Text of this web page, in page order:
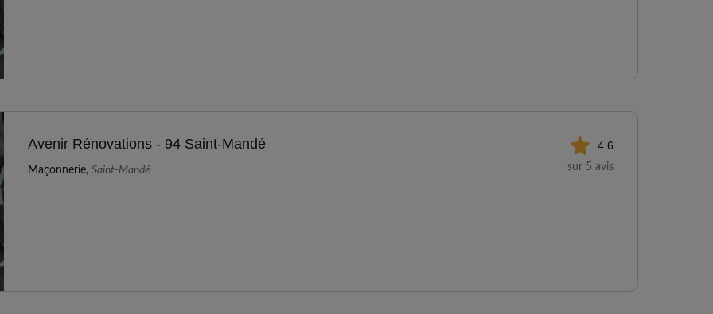
Avenir Rénovations - 94 Saint-Mandé
Maçonnerie, Saint-Mandé
4.6
sur 5 avis